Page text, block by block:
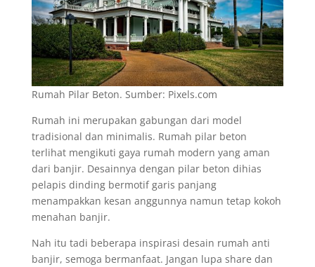
Rumah Pilar Beton. Sumber: Pixels.com
Rumah ini merupakan gabungan dari model
tradisional dan minimalis. Rumah pilar beton
terlihat mengikuti gaya rumah modern yang aman
dari banjir. Desainnya dengan pilar beton dihias
pelapis dinding bermotif garis panjang
menampakkan kesan anggunnya namun tetap kokoh
menahan banjir.
Nah itu tadi beberapa inspirasi desain rumah anti
banjir, semoga bermanfaat. Jangan lupa share dan